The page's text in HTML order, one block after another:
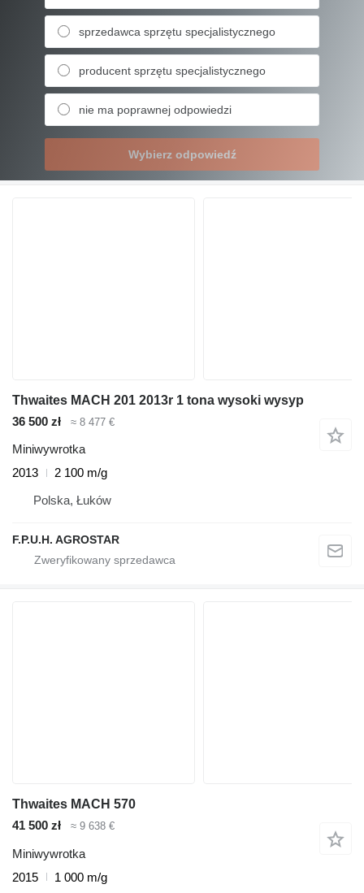
sprzedawca sprzętu specjalistycznego
producent sprzętu specjalistycznego
nie ma poprawnej odpowiedzi
Wybierz odpowiedź
Thwaites MACH 201 2013r 1 tona wysoki wysyp
36 500 zł
≈ 8 477 €
Miniwywrotka
2013
2 100 m/g
Polska, Łuków
F.P.U.H. AGROSTAR
Thwaites MACH 570
41 500 zł
≈ 9 638 €
Miniwywrotka
2015
1 000 m/g